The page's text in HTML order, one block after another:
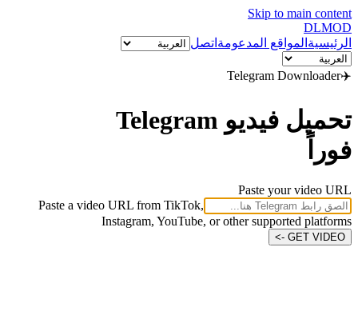
Skip to main content
DLMOD
الرئيسية المواقع المدعومة اتصل
✈️
Telegram Downloader
تحميل فيديو Telegram
فوراً
Paste your video URL
Paste a video URL from TikTok,
Instagram, YouTube, or other supported platforms
GET VIDEO ->